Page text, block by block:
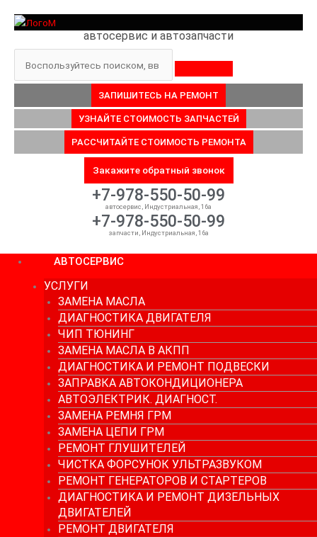
автосервис и автозапчасти
ЗАПИШИТЕСЬ НА РЕМОНТ
УЗНАЙТЕ СТОИМОСТЬ ЗАПЧАСТЕЙ
РАССЧИТАЙТЕ СТОИМОСТЬ РЕМОНТА
Закажите обратный звонок
+7-978-550-50-99
автосервис, Индустриальная, 16а
+7-978-550-50-99
запчасти, Индустриальная, 16а
АВТОСЕРВИС
УСЛУГИ
ЗАМЕНА МАСЛА
ДИАГНОСТИКА ДВИГАТЕЛЯ
ЧИП ТЮНИНГ
ЗАМЕНА МАСЛА В АКПП
ДИАГНОСТИКА И РЕМОНТ ПОДВЕСКИ
ЗАПРАВКА АВТОКОНДИЦИОНЕРА
АВТОЭЛЕКТРИК. ДИАГНОСТ.
ЗАМЕНА РЕМНЯ ГРМ
ЗАМЕНА ЦЕПИ ГРМ
РЕМОНТ ГЛУШИТЕЛЕЙ
ЧИСТКА ФОРСУНОК УЛЬТРАЗВУКОМ
РЕМОНТ ГЕНЕРАТОРОВ И СТАРТЕРОВ
ДИАГНОСТИКА И РЕМОНТ ДИЗЕЛЬНЫХ
ДВИГАТЕЛЕЙ
РЕМОНТ ДВИГАТЕЛЯ